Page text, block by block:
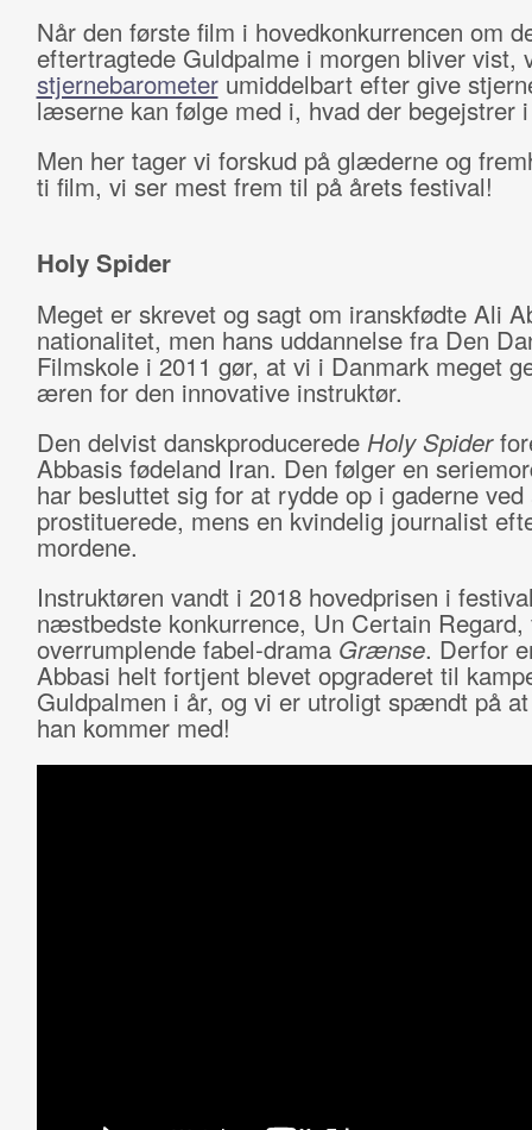
Når den første film i hovedkonkurrencen om
eftertragtede Guldpalme i morgen bliver vist,
stjernebarometerumiddelbart efter give
læserne kan følge med i, hvad der begejstrer
Men her tager vi forskud på glæderne og
ti film, vi ser mest frem til på årets festival!
Holy Spider
Meget er skrevet og sagt om iranskfødte Ali
nationalitet, men hans uddannelse fra Den
Filmskole i 2011 gør, at vi i Danmark meget
æren for den innovative instruktør.
Den delvist danskproducerede Holy Spider
Abbasis fødeland Iran. Den følger en
har besluttet sig for at rydde op i gaderne
prostituerede, mens en kvindelig journalist
mordene.
Instruktøren vandt i 2018 hovedprisen i
næstbedste konkurrence, Un Certain Regard,
overrumplende fabel-drama Grænse. Derfor
Abbasi helt fortjent blevet opgraderet til
Guldpalmen i år, og vi er utroligt spændt på
han kommer med!